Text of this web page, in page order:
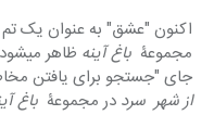
اکنون "عشق" به عنوان یک
مجموعۀ باغ آینه ظاهر
جای "جستجو برای یافتن
از شهر  سرد در مجموعۀ باغ